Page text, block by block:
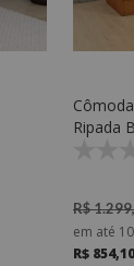
R$
em até 10
R$ 854,10